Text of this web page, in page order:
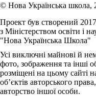
© Нова Українська школа,
Проект був створений
з Міністерством освіти і
"Нова Українська Школа"
Усі виключні майнові й
фото, зображення та інші
розміщені на цьому сайті
об’єктів авторського
авторство іншої особи.